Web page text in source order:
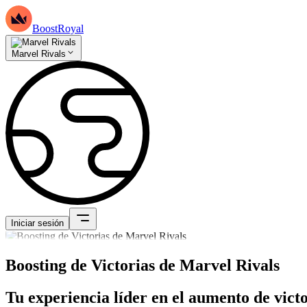
BoostRoyal
Marvel Rivals
Iniciar sesión
Boosting de Victorias de Marvel Rivals
Tu experiencia líder en el aumento de